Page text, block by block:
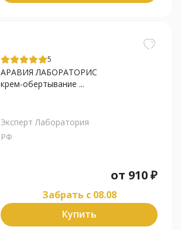
5
АРАВИЯ ЛАБОРАТОРИС
крем-обертывание ...
Эксперт Лаборатория
РФ
от 910₽
Забрать c 08.08
Купить